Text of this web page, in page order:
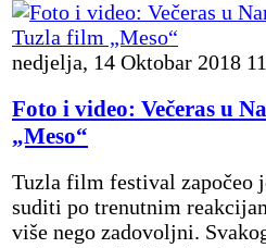
nedjelja, 14 Oktobar 2018
Foto i video: Večeras u
„Meso“
Tuzla film festival započeo
suditi po trenutnim
više nego zadovoljni.